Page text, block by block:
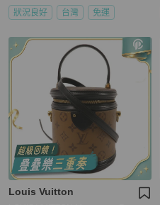
狀況良好 台灣 免運
Louis Vuitton